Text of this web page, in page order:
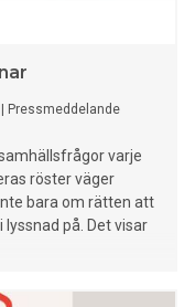
Pressmeddelande
varje
röster väger
bara om rätten att
på. Det visar